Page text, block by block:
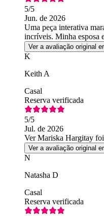
5/5
Jun. de 2026
Uma peça interativa
incríveis. Minha esposa
Ver a avaliação original
K
Keith A
Casal
Reserva verificada
5/5
Jul. de 2026
Ver Mariska Hargitay
Ver a avaliação original
N
Natasha D
Casal
Reserva verificada